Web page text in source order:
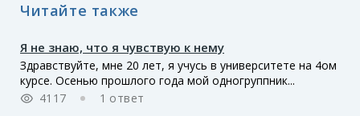
Читайте также
Я не знаю, что я чувствую к нему
Здравствуйте, мне 20 лет, я учусь в университете на 4ом
курсе. Осенью прошлого года мой одногруппник...
4117
1 ответ